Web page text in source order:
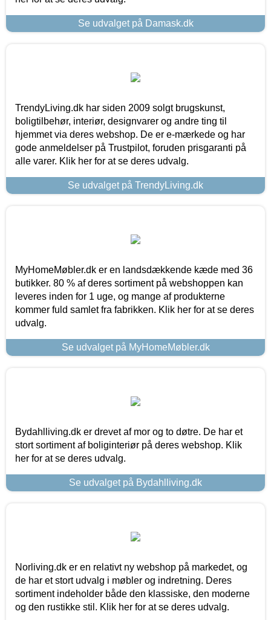
Se udvalget på Damask.dk
TrendyLiving.dk har siden 2009 solgt brugskunst,
boligtilbehør, interiør, designvarer og andre ting til
hjemmet via deres webshop. De er e-mærkede og har
gode anmeldelser på Trustpilot, foruden prisgaranti på
alle varer. Klik her for at se deres udvalg.
Se udvalget på TrendyLiving.dk
MyHomeMøbler.dk er en landsdækkende kæde med 36
butikker. 80 % af deres sortiment på webshoppen kan
leveres inden for 1 uge, og mange af produkterne
kommer fuld samlet fra fabrikken. Klik her for at se deres
udvalg.
Se udvalget på MyHomeMøbler.dk
Bydahlliving.dk er drevet af mor og to døtre. De har et
stort sortiment af boliginteriør på deres webshop. Klik
her for at se deres udvalg.
Se udvalget på Bydahlliving.dk
Norliving.dk er en relativt ny webshop på markedet, og
de har et stort udvalg i møbler og indretning. Deres
sortiment indeholder både den klassiske, den moderne
og den rustikke stil. Klik her for at se deres udvalg.